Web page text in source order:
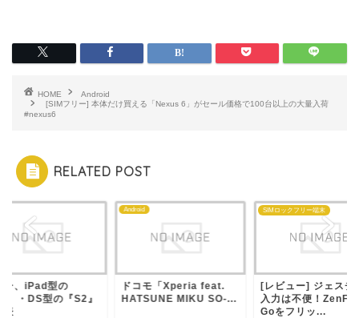
HOME
Android
[SIMフリー] 本体だけ買える「Nexus 6」がセール価格で100台以上の大量入荷
#nexus6
RELATED POST
ー、iPad型の
』・DS型の『S2』
表
Android
ドコモ「Xperia feat.
HATSUNE MIKU SO-...
SIMロックフリー端末
[レビュー] ジェスチ
入力は不便！
Goをフリッ...